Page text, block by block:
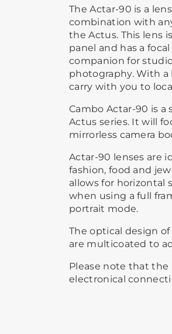
The Actar-90 is a
combination with
the Actus. This lens
panel and has a
companion for
photography. With a
carry with you to
Cambo Actar-90 is
Actus series. It will
mirrorless camera
Actar-90 lenses are
fashion, food and
allows for horizontal
when using a full
portrait mode.
The optical design
are multicoated to
Please note that the
electronical